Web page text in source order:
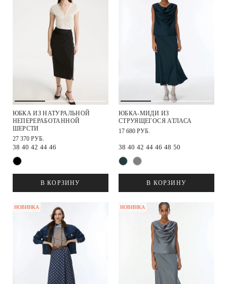
ЮБКА ИЗ НАТУРАЛЬНОЙ
НЕПЕРЕРАБОТАННОЙ
ШЕРСТИ
27 370 РУБ.
38 40 42 44 46
В КОРЗИНУ
ЮБКА-МИДИ ИЗ
СТРУЯЩЕГОСЯ АТЛАСА
17 680 РУБ.
38 40 42 44 46 48 50
В КОРЗИНУ
НОВИНКА НОВИНКА